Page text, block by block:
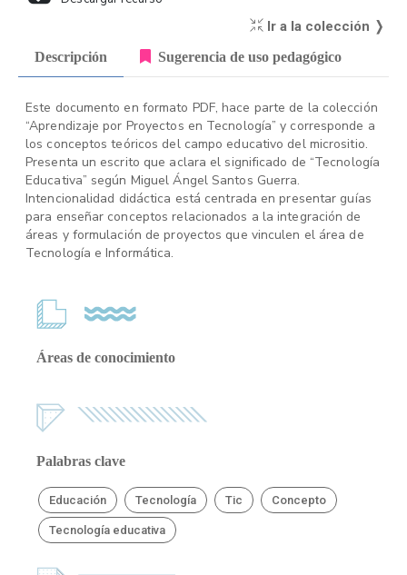
Ir a la colección ❭
Descripción Sugerencia de uso pedagógico
Este documento en formato PDF, hace parte de la colección
“Aprendizaje por Proyectos en Tecnología” y corresponde a
los conceptos teóricos del campo educativo del micrositio.
Presenta un escrito que aclara el significado de “Tecnología
Educativa” según Miguel Ángel Santos Guerra.
Intencionalidad didáctica está centrada en presentar guías
para enseñar conceptos relacionados a la integración de
áreas y formulación de proyectos que vinculen el área de
Tecnología e Informática.
Áreas de conocimiento
Palabras clave
Educación Tecnología Tic Concepto
Tecnología educativa